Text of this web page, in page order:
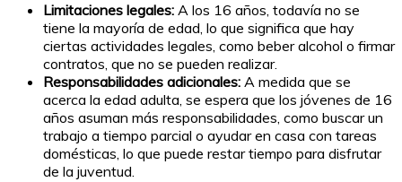
Limitaciones legales: A los 16 años, todavía no se
tiene la mayoría de edad, lo que significa que hay
ciertas actividades legales, como beber alcohol o firmar
contratos, que no se pueden realizar.
Responsabilidades adicionales: A medida que se
acerca la edad adulta, se espera que los jóvenes de 16
años asuman más responsabilidades, como buscar un
trabajo a tiempo parcial o ayudar en casa con tareas
domésticas, lo que puede restar tiempo para disfrutar
de la juventud.